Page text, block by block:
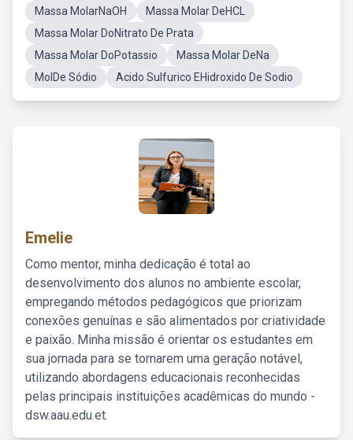
Massa MolarNaOH
Massa Molar DeHCL
Massa Molar DoNitrato De Prata
Massa Molar DoPotassio
Massa Molar DeNa
MolDe Sódio
Acido Sulfurico EHidroxido De Sodio
Emelie
Como mentor, minha dedicação é total ao
desenvolvimento dos alunos no ambiente escolar,
empregando métodos pedagógicos que priorizam
conexões genuínas e são alimentados por criatividade
e paixão. Minha missão é orientar os estudantes em
sua jornada para se tornarem uma geração notável,
utilizando abordagens educacionais reconhecidas
pelas principais instituições acadêmicas do mundo -
dsw.aau.edu.et.